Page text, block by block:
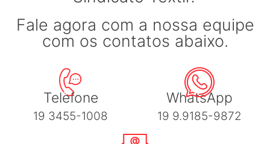
Fale agora com a nossa equipe
com os contatos abaixo.
Telefone
19 3455-1008
WhatsApp
19 9.9185-9872